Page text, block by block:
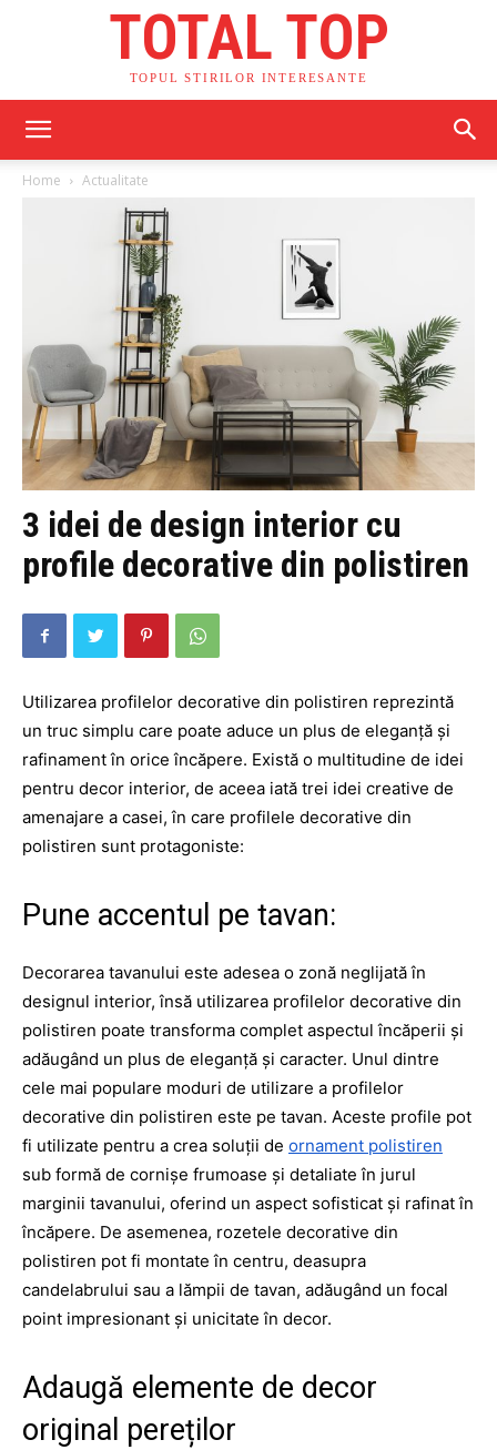
TOTAL TOP
TOPUL STIRILOR INTERESANTE
Home Actualitate
3 idei de design interior cu
profile decorative din polistiren
Utilizarea profilelor decorative din polistiren reprezintă
un truc simplu care poate aduce un plus de eleganță și
rafinament în orice încăpere. Există o multitudine de idei
pentru decor interior, de aceea iată trei idei creative de
amenajare a casei, în care profilele decorative din
polistiren sunt protagoniste:
Pune accentul pe tavan:
Decorarea tavanului este adesea o zonă neglijată în
designul interior, însă utilizarea profilelor decorative din
polistiren poate transforma complet aspectul încăperii și
adăugând un plus de eleganță și caracter. Unul dintre
cele mai populare moduri de utilizare a profilelor
decorative din polistiren este pe tavan. Aceste profile pot
fi utilizate pentru a crea soluții de ornament polistiren
sub formă de cornișe frumoase și detaliate în jurul
marginii tavanului, oferind un aspect sofisticat și rafinat în
încăpere. De asemenea, rozetele decorative din
polistiren pot fi montate în centru, deasupra
candelabrului sau a lămpii de tavan, adăugând un focal
point impresionant și unicitate în decor.
Adaugă elemente de decor
original pereților